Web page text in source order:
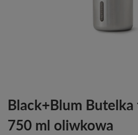
Black+Blum
750 ml oliwkowa